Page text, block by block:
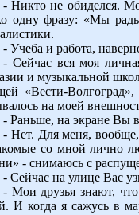
- Никто не обиделся.
одну фразу: «Мы
- Учеба и работа,
- Сейчас вся моя
и музыкальной
«Вести-
на моей
- Раньше, на экране Вы
- Нет. Для меня, вообще,
со мной лично
- снимаюсь с
- Сейчас на улице Вас
- Мои друзья знают,
И когда я сажусь в